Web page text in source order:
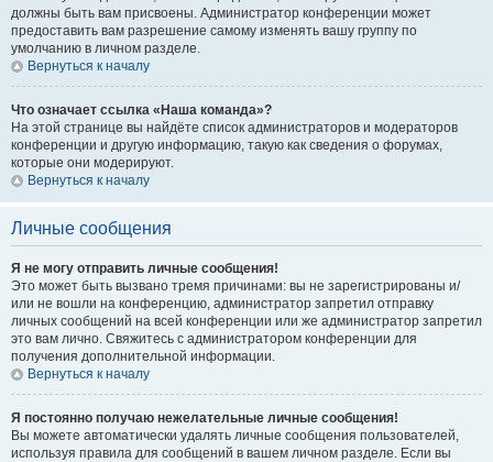
должны быть вам присвоены. Администратор конференции может
предоставить вам разрешение самому изменять вашу группу по
умолчанию в личном разделе.
Вернуться к началу
Что означает ссылка «Наша команда»?
На этой странице вы найдёте список администраторов и модераторов
конференции и другую информацию, такую как сведения о форумах,
которые они модерируют.
Вернуться к началу
Личные сообщения
Я не могу отправить личные сообщения!
Это может быть вызвано тремя причинами: вы не зарегистрированы и/
или не вошли на конференцию, администратор запретил отправку
личных сообщений на всей конференции или же администратор запретил
это вам лично. Свяжитесь с администратором конференции для
получения дополнительной информации.
Вернуться к началу
Я постоянно получаю нежелательные личные сообщения!
Вы можете автоматически удалять личные сообщения пользователей,
используя правила для сообщений в вашем личном разделе. Если вы